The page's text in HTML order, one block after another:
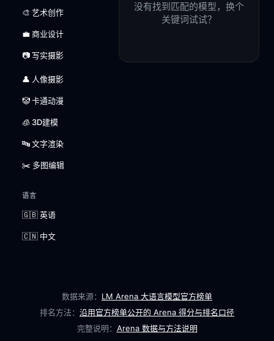
🎨 艺术创作
💼 商业设计
📷 写实摄影
👤 人像摄影
🤡 卡通动漫
🧊 3D建模
🔤 文字渲染
✂️ 多图编辑
语言
🇬🇧 英语
🇨🇳 中文
没有找到匹配的模型，换个
关键词试试？
数据来源： LM Arena 大语言模型官方榜单
排名方法： 沿用官方榜单公开的 Arena 得分与排名口径
完整说明： Arena 数据与方法说明